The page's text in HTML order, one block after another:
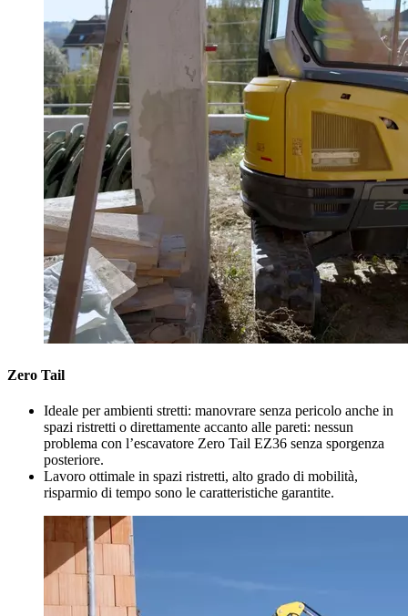
Zero Tail
Ideale per ambienti stretti: manovrare senza pericolo anche in
spazi ristretti o direttamente accanto alle pareti: nessun
problema con l’escavatore Zero Tail EZ36 senza sporgenza
posteriore.
Lavoro ottimale in spazi ristretti, alto grado di mobilità,
risparmio di tempo sono le caratteristiche garantite.